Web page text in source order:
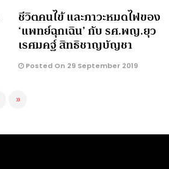
ชีวิตคนไข้ และภาวะหมดไฟของ
‘แพทย์ฉุกเฉิน’ กับ รศ.พญ.ยุว
เรศมคฐ์ สิทธิชาญบัญชา
Posted On 29 September 2019
»